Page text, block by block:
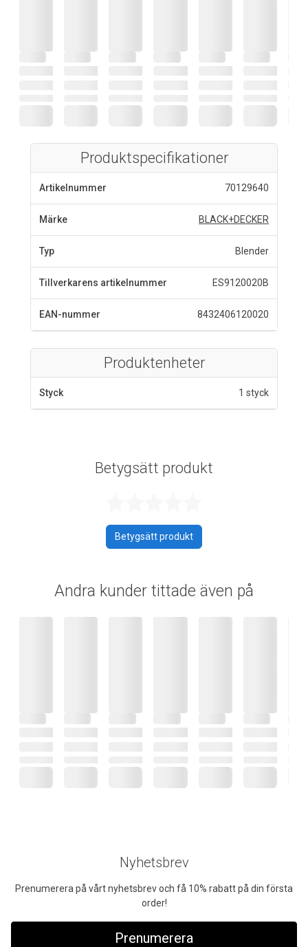
Produktspecifikationer
Artikelnummer 70129640
Märke BLACK+DECKER
Typ Blender
Tillverkarens artikelnummer ES9120020B
EAN-nummer 8432406120020
Produktenheter
Styck 1 styck
Betygsätt produkt
Betygsätt produkt
Andra kunder tittade även på
Nyhetsbrev
Prenumerera på vårt nyhetsbrev och få 10% rabatt på din första
order!
Prenumerera